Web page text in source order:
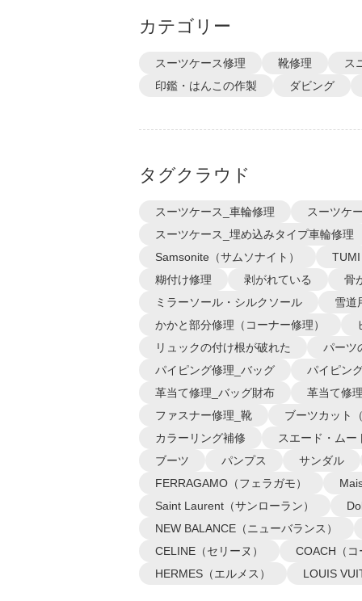
カテゴリー
スーツケース修理 靴修理
ス
印鑑・はんこの作製
ダビング
タグクラウド
スーツケース_車輪修理
スーツケ
スーツケース_埋め込みタイプ車輪修理
Samsonite（サムソナイト）
糊付け修理
剥がれている
骨
ミラーソール・シルクソール
雪道
かかと部分修理（コーナー修理）
リュックの付け根が破れた
パーツ
パイピング修理_バッグ
パイピン
革当て修理_バッグ財布
革当て修
ファスナー修理_靴
ブーツカット
カラーリング補修
スエード・ムー
ブーツ
パンプス
サンダル
FERRAGAMO（フェラガモ）
Saint Laurent（サンローラン）
NEW BALANCE（ニューバランス）
CELINE（セリーヌ）
COACH（コ
HERMES（エルメス）
LOUIS